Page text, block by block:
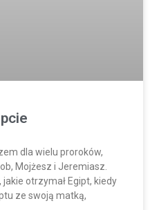
dla wielu proroków,
Mojżesz i Jeremiasz.
jakie otrzymał Egipt, kiedy
ze swoją matką,